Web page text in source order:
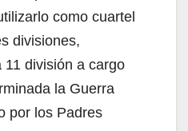
como cuartel
divisiones,
división a cargo
la Guerra
por los Padres